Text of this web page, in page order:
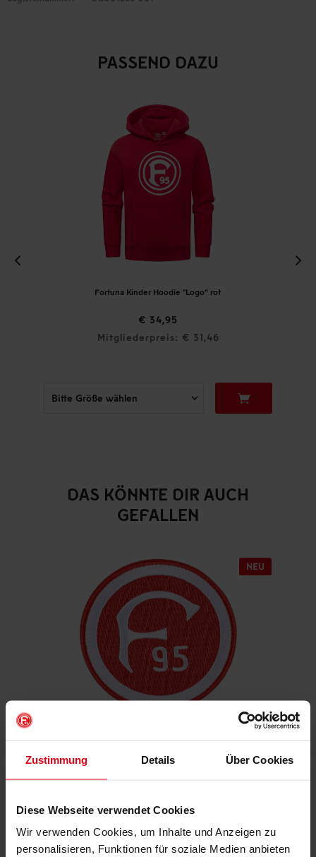
Zustimmung Details Über Cookies
Diese Webseite verwendet Cookies
Wir verwenden Cookies, um Inhalte und Anzeigen zu
personalisieren, Funktionen für soziale Medien anbieten
PASSEND DAZU
Fortuna Kinder Hoodie "Logo“ rot
€ 34,95
Mitgliederpreis: € 31,46
DAS KÖNNTE DIR AUCH
GEFALLEN
IN DEN WARENKORB